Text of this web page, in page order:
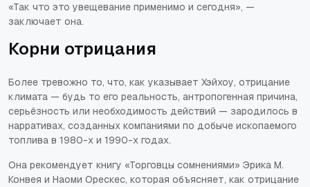
«Так что это увещевание применимо и сегодня», —
заключает она.
Корни отрицания
Более тревожно то, что, как указывает Хэйхоу, отрицание
климата — будь то его реальность, антропогенная причина,
серьёзность или необходимость действий — зародилось в
нарративах, созданных компаниями по добыче ископаемого
топлива в 1980-х и 1990-х годах.
Она рекомендует книгу «Торговцы сомнениями» Эрика М.
Конвея и Наоми Орескес, которая объясняет, как отрицание